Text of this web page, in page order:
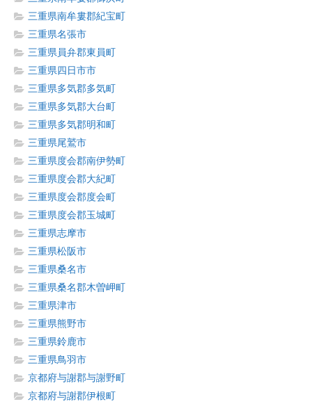
三重県南牟婁郡紀宝町
三重県名張市
三重県員弁郡東員町
三重県四日市市
三重県多気郡多気町
三重県多気郡大台町
三重県多気郡明和町
三重県尾鷲市
三重県度会郡南伊勢町
三重県度会郡大紀町
三重県度会郡度会町
三重県度会郡玉城町
三重県志摩市
三重県松阪市
三重県桑名市
三重県桑名郡木曽岬町
三重県津市
三重県熊野市
三重県鈴鹿市
三重県鳥羽市
京都府与謝郡与謝野町
京都府与謝郡伊根町